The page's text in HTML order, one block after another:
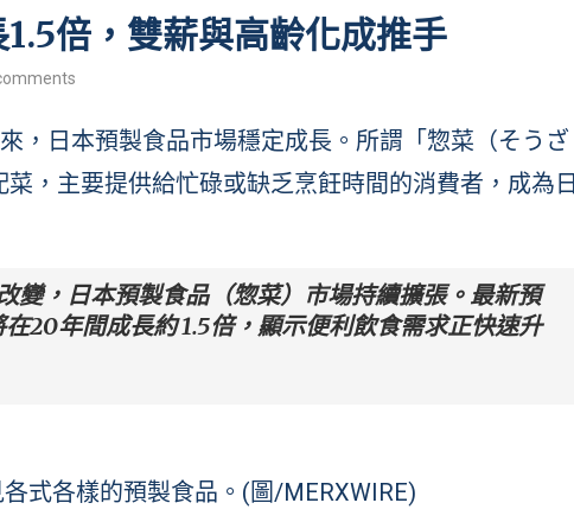
倍，雙薪與高齡化成推手
，日本預製食品市場穩定成長。所謂「惣菜（そうざ
，主要提供給忙碌或缺乏烹飪時間的消費者，成為日
變，日本預製食品（惣菜）市場持續擴張。最新預
20年間成長約 1.5倍，顯示便利飲食需求正快速升
式各樣的預製食品。(圖/MERXWIRE)